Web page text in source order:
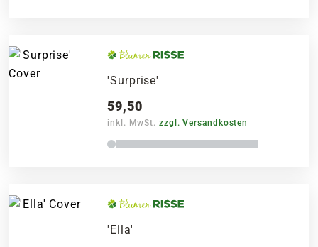
'Surprise'
59,50
inkl. MwSt. zzgl. Versandkosten
'Ella'